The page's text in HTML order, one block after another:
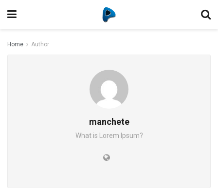
Home Author
manchete
What is Lorem Ipsum?